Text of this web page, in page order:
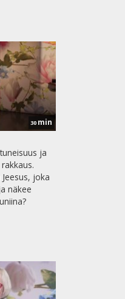
30 min
ja
joka
näkee